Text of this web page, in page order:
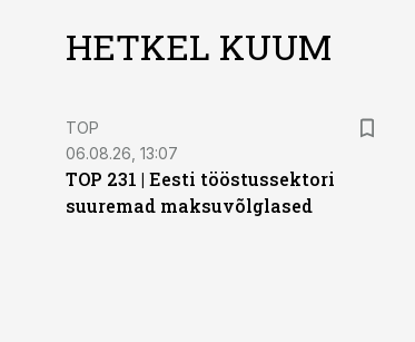
HETKEL KUUM
TOP
06.08.26, 13:07
TOP 231 | Eesti tööstussektori
suuremad maksuvõlglased